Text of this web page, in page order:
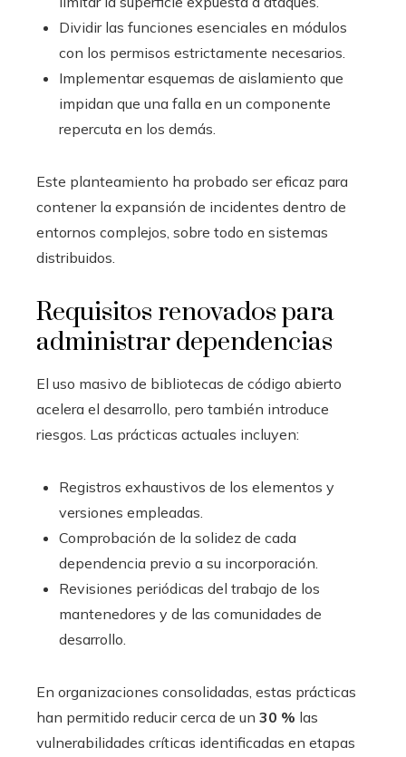
Dividir las funciones esenciales en módulos
con los permisos estrictamente necesarios.
Implementar esquemas de aislamiento que
impidan que una falla en un componente
repercuta en los demás.
Este planteamiento ha probado ser eficaz para
contener la expansión de incidentes dentro de
entornos complejos, sobre todo en sistemas
distribuidos.
Requisitos renovados para
administrar dependencias
El uso masivo de bibliotecas de código abierto
acelera el desarrollo, pero también introduce
riesgos. Las prácticas actuales incluyen:
Registros exhaustivos de los elementos y
versiones empleadas.
Comprobación de la solidez de cada
dependencia previo a su incorporación.
Revisiones periódicas del trabajo de los
mantenedores y de las comunidades de
desarrollo.
En organizaciones consolidadas, estas prácticas
han permitido reducir cerca de un 30 % las
vulnerabilidades críticas identificadas en etapas